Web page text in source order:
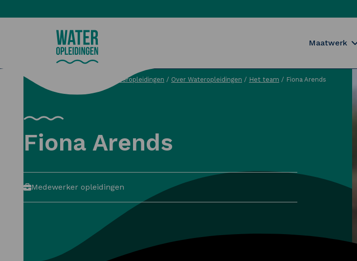
Maatwerk
Wateropleidingen / Over Wateropleidingen / Het team / Fiona Arends
Fiona Arends
Medewerker opleidingen